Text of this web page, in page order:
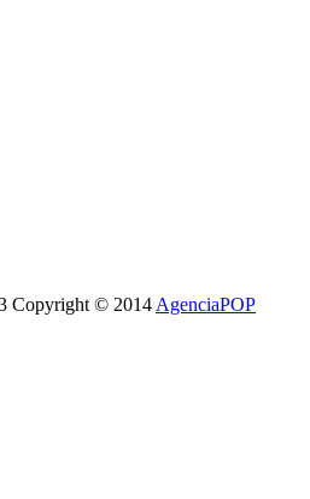
Copyright © 2014 AgenciaPOP